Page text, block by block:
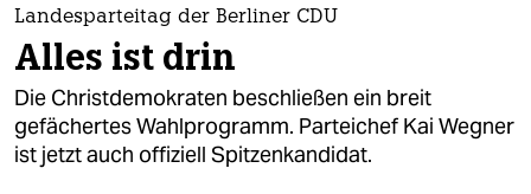
themen
politik
öko
gesellschaft
Landesparteitag der Berliner CDU
Alles ist drin
Die Christdemokraten beschließen ein breit
gefächertes Wahlprogramm. Parteichef Kai Wegner
ist jetzt auch offiziell Spitzenkandidat.